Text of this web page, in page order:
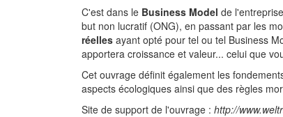
C'est dans le Business Model de
but non lucratif (ONG), en passant par les
réelles ayant opté pour tel ou tel Business
apportera croissance et valeur... celui que
Cet ouvrage définit également les
aspects écologiques ainsi que des règles
Site de support de l'ouvrage : http://